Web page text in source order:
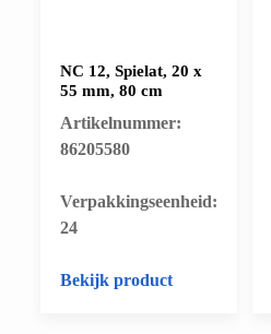
NC 12, Spielat, 20 x
55 mm, 80 cm
Artikelnummer:
86205580
​Verpakkingseenheid:
24
Bekijk product